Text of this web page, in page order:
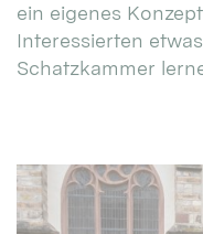
ein eigenes
Interessierten
Schatzkammer